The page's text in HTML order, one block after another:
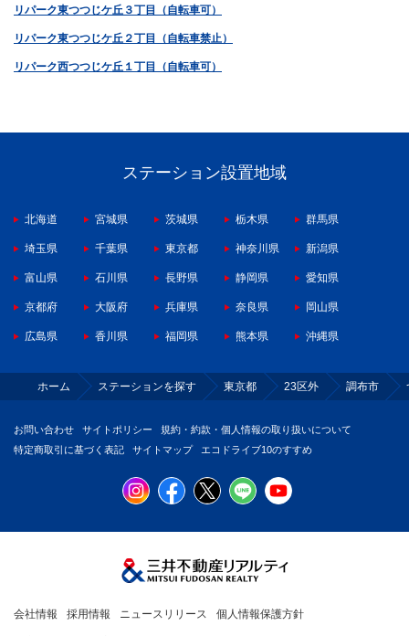
リパーク東つつじケ丘３丁目（自転車可）
リパーク東つつじケ丘２丁目（自転車禁止）
リパーク西つつじケ丘１丁目（自転車可）
ステーション設置地域
北海道 宮城県 茨城県 栃木県 群馬県
埼玉県 千葉県 東京都 神奈川県 新潟県
富山県 石川県 長野県 静岡県 愛知県
京都府 大阪府 兵庫県 奈良県 岡山県
広島県 香川県 福岡県 熊本県 沖縄県
ホーム ステーションを探す 東京都 23区外 調布市
お問い合わせ サイトポリシー
規約・約款・個人情報の取り扱いについて
特定商取引に基づく表記
サイトマップ エコドライブ10のすすめ
会社情報 採用情報 ニュースリリース 個人情報保護方針